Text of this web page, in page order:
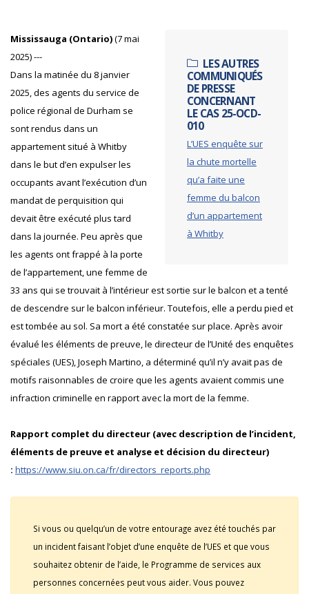
LES AUTRES
COMMUNIQUÉS
DE PRESSE
CONCERNANT
LE CAS 25-OCD-
010
L’UES enquête sur
la chute mortelle
qu’a faite une
femme du balcon
d’un appartement
à Whitby
Mississauga (Ontario)(7 mai
2025) ---
Dans la matinée du 8 janvier
2025, des agents du service de
police régional de Durham se
sont rendus dans un
appartement situé à Whitby
dans le but d’en expulser les
occupants avant l’exécution d’un
mandat de perquisition qui
devait être exécuté plus tard
dans la journée. Peu après que
les agents ont frappé à la porte
de l’appartement, une femme de
33 ans qui se trouvait à l’intérieur est sortie sur le balcon et a tenté
de descendre sur le balcon inférieur. Toutefois, elle a perdu pied et
est tombée au sol. Sa mort a été constatée sur place. Après avoir
évalué les éléments de preuve, le directeur de l’Unité des enquêtes
spéciales (UES), Joseph Martino, a déterminé qu’il n’y avait pas de
motifs raisonnables de croire que les agents avaient commis une
infraction criminelle en rapport avec la mort de la femme.
Rapport complet du directeur (avec description de l’incident,
éléments de preuve et analyse et décision du directeur)
: https://www.siu.on.ca/fr/directors_reports.php
Si vous ou quelqu’un de votre entourage avez été touchés par
un incident faisant l’objet d’une enquête de l’UES et que vous
souhaitez obtenir de l’aide, le Programme de services aux
personnes concernées peut vous aider. Vous pouvez